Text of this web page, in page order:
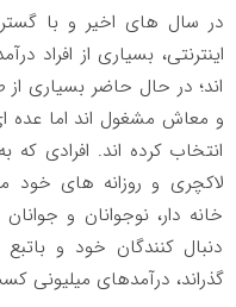
در سال های اخیر و با
اینترنتی، بسیاری از افراد
اند؛ در حال حاضر بسیاری از
و معاش مشغول اند اما عده
انتخاب کرده اند. افرادی
لاکچری و روزانه های خود
خانه دار، نوجوانان و
دنبال کنندگان خود و
گذراند، درآمدهای میلیونی